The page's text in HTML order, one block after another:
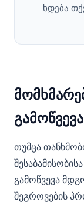
ხდება
გამოწვევა
თუმცა
გამოწვევა
შეგროვების